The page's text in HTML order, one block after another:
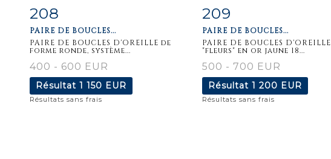
Fiche
208
PAIRE DE BOUCLES...
PAIRE DE BOUCLES D'OREILLE de
forme ronde, système...
400 - 600 EUR
Résultat 1 150 EUR
Résultats sans frais
Fiche
209
PAIRE DE BOUCLES...
PAIRE DE BOUCLES D'OREILLE
"fleurs" en or jaune 18...
500 - 700 EUR
Résultat 1 200 EUR
Résultats sans frais